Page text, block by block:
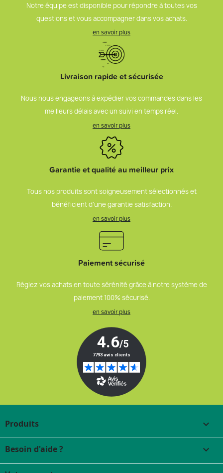
Notre équipe est disponible pour répondre à toutes vos
questions et vous accompagner dans vos achats.
en savoir plus
Livraison rapide et sécurisée
Nous nous engageons à expédier vos commandes dans les
meilleurs délais avec un suivi en temps réel.
en savoir plus
Garantie et qualité au meilleur prix
Tous nos produits sont soigneusement sélectionnés et
bénéficient d’une garantie satisfaction.
en savoir plus
Paiement sécurisé
Réglez vos achats en toute sérénité grâce à notre système de
paiement 100% sécurisé.
en savoir plus
Produits 
Besoin d'aide ? 